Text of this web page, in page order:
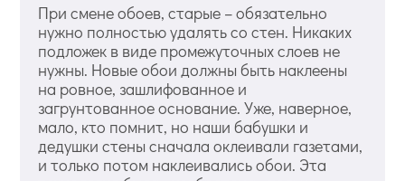
При смене обоев, старые – обязательно
нужно полностью удалять со стен. Никаких
подложек в виде промежуточных слоев не
нужны. Новые обои должны быть наклеены
на ровное, зашлифованное и
загрунтованное основание. Уже, наверное,
мало, кто помнит, но наши бабушки и
дедушки стены сначала оклеивали газетами,
и только потом наклеивались обои. Эта